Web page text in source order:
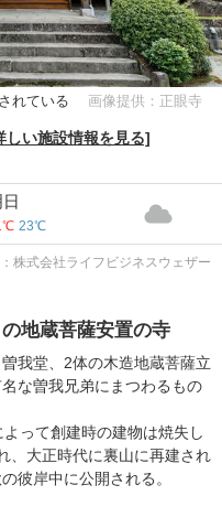
れている 画像提供：正眼寺
しい施設情報を見る]
23℃
株式会社ライフビジネスウェザー
地蔵菩薩安置の寺
我堂、2体の木造地蔵菩薩立
な曽我兄弟にまつわるもの
って創建時の建物は焼失し
、大正時代に裏山に再建され
彼岸中に公開される。